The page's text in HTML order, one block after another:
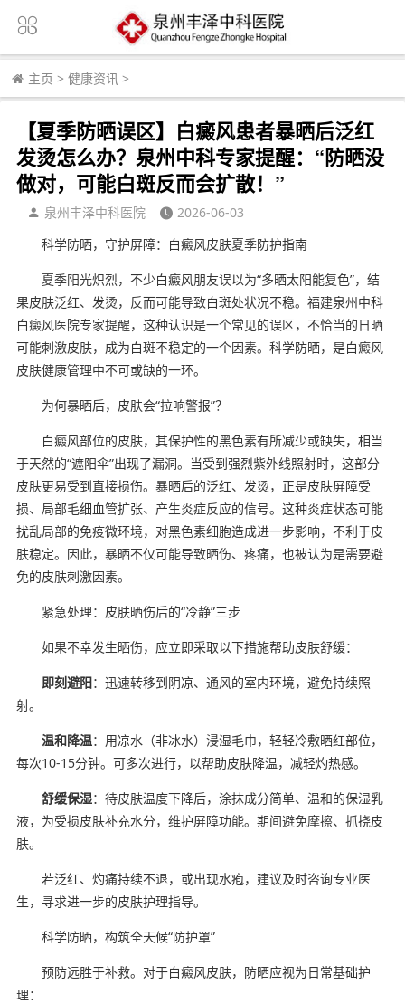
主页 > 健康资讯 >
【夏季防晒误区】白癜风患者暴晒后泛红
发烫怎么办？泉州中科专家提醒：“防晒没
做对，可能白斑反而会扩散！”
泉州丰泽中科医院
2026-06-03
科学防晒，守护屏障：白癜风皮肤夏季防护指南
夏季阳光炽烈，不少白癜风朋友误以为“多晒太阳能复色”，结
果皮肤泛红、发烫，反而可能导致白斑处状况不稳。福建泉州中科
白癜风医院专家提醒，这种认识是一个常见的误区，不恰当的日晒
可能刺激皮肤，成为白斑不稳定的一个因素。科学防晒，是白癜风
皮肤健康管理中不可或缺的一环。
为何暴晒后，皮肤会“拉响警报”？
白癜风部位的皮肤，其保护性的黑色素有所减少或缺失，相当
于天然的“遮阳伞”出现了漏洞。当受到强烈紫外线照射时，这部分
皮肤更易受到直接损伤。暴晒后的泛红、发烫，正是皮肤屏障受
损、局部毛细血管扩张、产生炎症反应的信号。这种炎症状态可能
扰乱局部的免疫微环境，对黑色素细胞造成进一步影响，不利于皮
肤稳定。因此，暴晒不仅可能导致晒伤、疼痛，也被认为是需要避
免的皮肤刺激因素。
紧急处理：皮肤晒伤后的“冷静”三步
如果不幸发生晒伤，应立即采取以下措施帮助皮肤舒缓：
即刻避阳：迅速转移到阴凉、通风的室内环境，避免持续照
射。
温和降温：用凉水（非冰水）浸湿毛巾，轻轻冷敷晒红部位，
每次10-15分钟。可多次进行，以帮助皮肤降温，减轻灼热感。
舒缓保湿：待皮肤温度下降后，涂抹成分简单、温和的保湿乳
液，为受损皮肤补充水分，维护屏障功能。期间避免摩擦、抓挠皮
肤。
若泛红、灼痛持续不退，或出现水疱，建议及时咨询专业医
生，寻求进一步的皮肤护理指导。
科学防晒，构筑全天候“防护罩”
预防远胜于补救。对于白癜风皮肤，防晒应视为日常基础护
理：